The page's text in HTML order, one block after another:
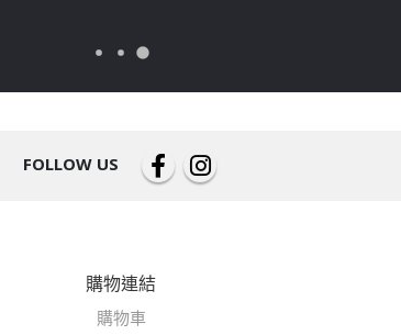
FOLLOW US
購物連結
購物車